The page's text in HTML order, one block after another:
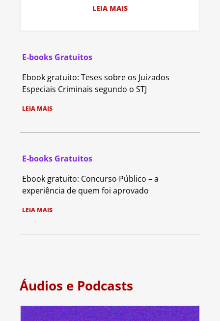
LEIA MAIS
E-books Gratuitos
Ebook gratuito: Teses sobre os Juizados
Especiais Criminais segundo o STJ
LEIA MAIS
E-books Gratuitos
Ebook gratuito: Concurso Público – a
experiência de quem foi aprovado
LEIA MAIS
Áudios e Podcasts